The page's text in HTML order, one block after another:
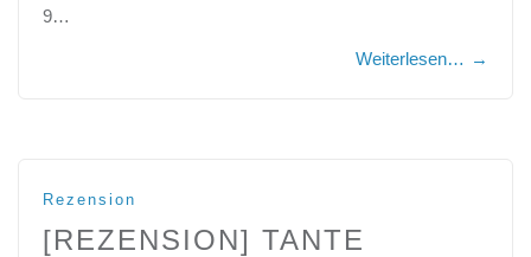
9…
Weiterlesen… →
Rezension
[REZENSION] TANTE